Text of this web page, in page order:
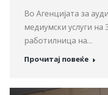
Во Агенцијата за
медиумски услуги
работилница на…
Прочитај повеќе